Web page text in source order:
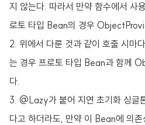
지 않는다. 따라서 만약 함수에서 사
로토 타입 Bean의 경우
2. 위에서 다룬 것과 같이 호출 시마
는 경우 프로토 타입 Bean과 함께
다.
3. @Lazy가 붙어 지연 초기화 싱글
다고 하더라도, 만약 이 Bean에 의